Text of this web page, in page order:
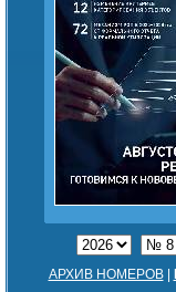
АРХИВ НОМЕРОВ|